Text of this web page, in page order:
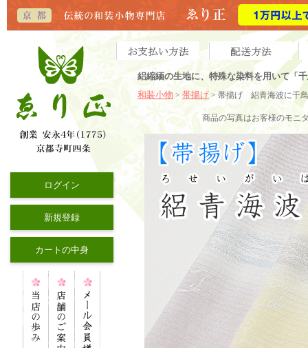
ログイン
新規登録
カートの中身
絽縮緬の生地に、特殊な染料を用いて「
和装小物 > 帯揚げ > 帯揚げ 絽青海波に千
商品の写真はお客様のモニ